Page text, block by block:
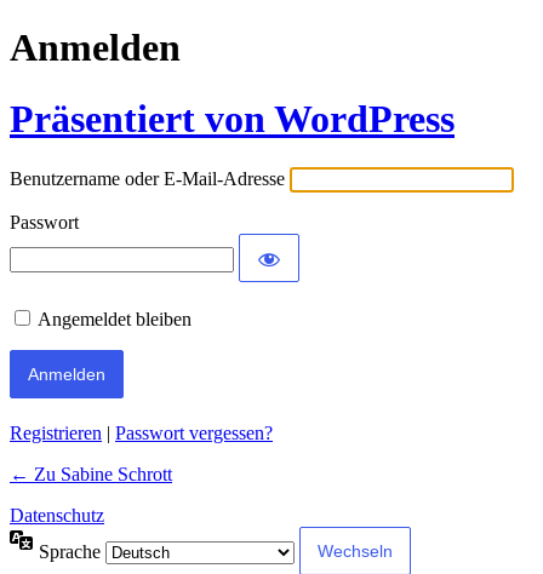
Anmelden
Präsentiert von WordPress
Benutzername oder E-Mail-Adresse
Passwort
Angemeldet bleiben
Registrieren | Passwort vergessen?
← Zu Sabine Schrott
Datenschutz
Sprache